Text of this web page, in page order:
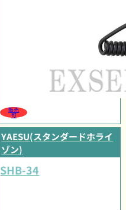
販売
可
YAESU(スタンダードホライ
ゾン)
SHB-34